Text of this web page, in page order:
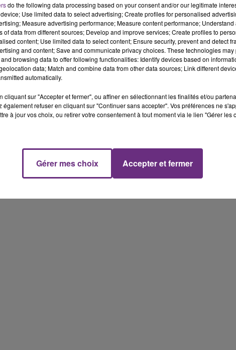
VENEZ FÊTER CE WEEK-END
L'ANNIVERSAIRE DE WOINIC
Ce samedi 8 août sera un grand jour :
l'anniversaire du plus gros sanglier du monde.
Une fête est donc organisée et vous êtes tous
conviés !
10h00 - 14h00
do the following data processing based on your consent and/or our legitimate
Use limited data to select advertising; Create profiles for personalised
Measure advertising performance; Measure content performance;
of data from different sources; Develop and improve services; Create profiles to
content; Use limited data to select content; Ensure security, prevent and detect
and content; Save and communicate privacy choices. These technologies
browsing data to offer following functionalities: Identify devices based on
data; Match and combine data from other data sources; Link different
automatically.
cliquant sur "Accepter et fermer", ou affiner en sélectionnant les finalités et/ou
également refuser en cliquant sur "Continuer sans accepter". Vos préférences ne
à jour vos choix, ou retirer votre consentement à tout moment via le lien "Gérer les
Gérer mes choix Accepter et fermer